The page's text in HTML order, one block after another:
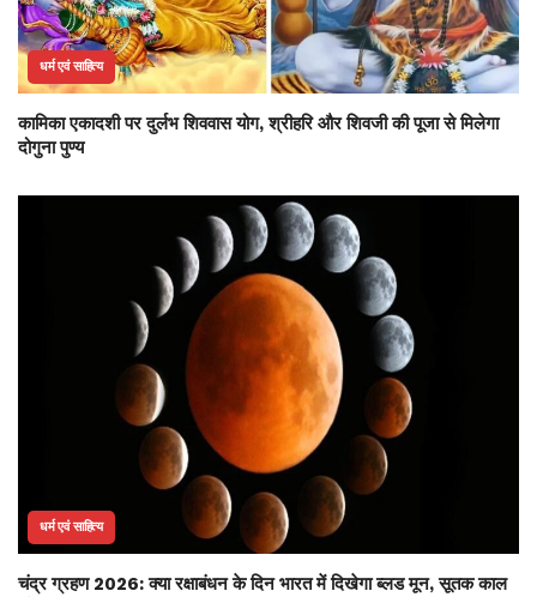
धर्म एवं साहित्य
कामिका एकादशी पर दुर्लभ शिववास योग, श्रीहरि और शिवजी की पूजा से मिलेगा
दोगुना पुण्य
धर्म एवं साहित्य
चंद्र ग्रहण 2026: क्या रक्षाबंधन के दिन भारत में दिखेगा ब्लड मून, सूतक काल